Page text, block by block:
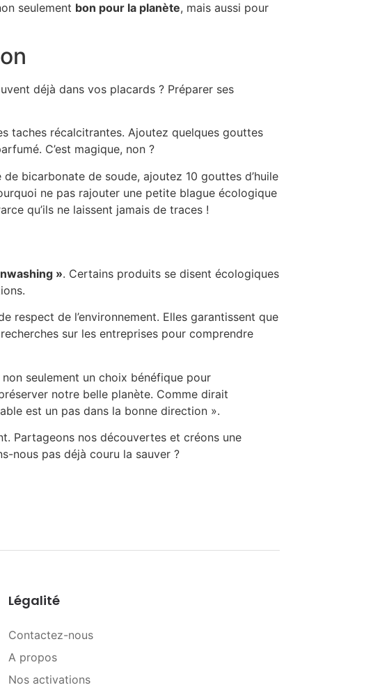
seulement bon pour la planète, mais aussi pour
déjà dans vos placards ? Préparer ses
taches récalcitrantes. Ajoutez quelques gouttes
C’est magique, non ?
bicarbonate de soude, ajoutez 10 gouttes d’huile
ne pas rajouter une petite blague écologique
qu’ils ne laissent jamais de traces !
». Certains produits se disent écologiques
respect de l’environnement. Elles garantissent que
sur les entreprises pour comprendre
seulement un choix bénéfique pour
notre belle planète. Comme dirait
est un pas dans la bonne direction ».
Partageons nos découvertes et créons une
nous pas déjà couru la sauver ?
Légalité
Contactez-nous
A propos
Nos activations